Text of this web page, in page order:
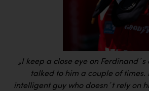
„I keep a close eye on
talked to him a couple of times.
intelligent guy who doesn´t rely on